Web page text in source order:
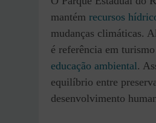
mantém recursos
mudanças climáticas.
é referência em
educação ambiental.
equilíbrio entre
desenvolvimento